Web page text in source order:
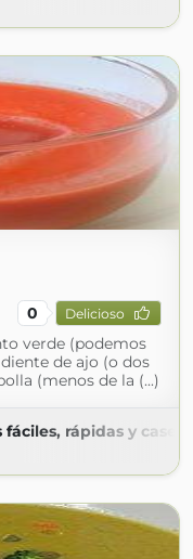
0 Delicioso
verde (podemos
de ajo (o dos
(menos de la (...)
rápidas y